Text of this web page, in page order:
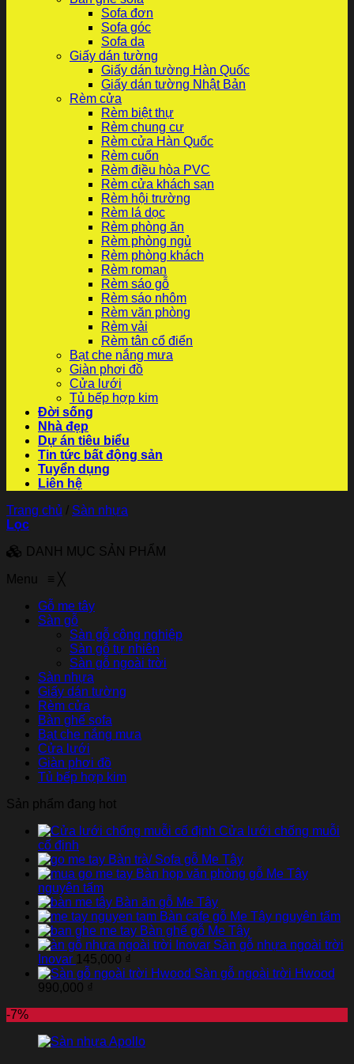
Sofa đơn
Sofa góc
Sofa da
Giấy dán tường
Giấy dán tường Hàn Quốc
Giấy dán tường Nhật Bản
Rèm cửa
Rèm biệt thự
Rèm chung cư
Rèm cửa Hàn Quốc
Rèm cuốn
Rèm điều hòa PVC
Rèm cửa khách sạn
Rèm hội trường
Rèm lá dọc
Rèm phòng ăn
Rèm phòng ngủ
Rèm phòng khách
Rèm roman
Rèm sáo gỗ
Rèm sáo nhôm
Rèm văn phòng
Rèm vải
Rèm tân cổ điển
Bạt che nắng mưa
Giàn phơi đồ
Cửa lưới
Tủ bếp hợp kim
Đời sống
Nhà đẹp
Dự án tiêu biểu
Tin tức bất động sản
Tuyển dụng
Liên hệ
Trang chủ / Sàn nhựa
Lọc
DANH MỤC SẢN PHẨM
Menu ≡ ╳
Gỗ me tây
Sàn gỗ
Sàn gỗ công nghiệp
Sàn gỗ tự nhiên
Sàn gỗ ngoài trời
Sàn nhựa
Giấy dán tường
Rèm cửa
Bàn ghế sofa
Bạt che nắng mưa
Cửa lưới
Giàn phơi đồ
Tủ bếp hợp kim
Sản phẩm đang hot
Cửa lưới chống muỗi
cố định
Bàn trà/ Sofa gỗ Me Tây
Bàn họp văn phòng gỗ Me Tây
nguyên tấm
Bàn ăn gỗ Me Tây
Bàn cafe gỗ Me Tây nguyên tấm
Bàn ghế gỗ Me Tây
Sàn gỗ nhựa ngoài trời
Inovar 145,000 ₫
Sàn gỗ ngoài trời Hwood
990,000 ₫
-7%